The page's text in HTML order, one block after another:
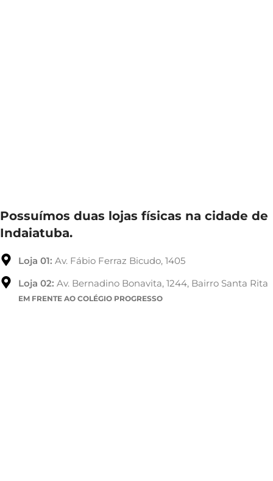
Possuímos duas lojas físicas na cidade de
Indaiatuba.
Loja 01: Av. Fábio Ferraz Bicudo, 1405
Loja 02: Av. Bernadino Bonavita, 1244, Bairro Santa Rita
EM FRENTE AO COLÉGIO PROGRESSO